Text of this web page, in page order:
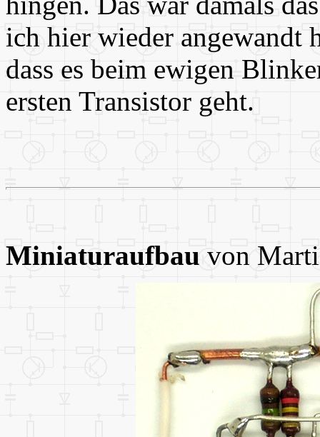
ich hier wieder angewandt
dass es beim ewigen
ersten Transistor geht.
Miniaturaufbau von